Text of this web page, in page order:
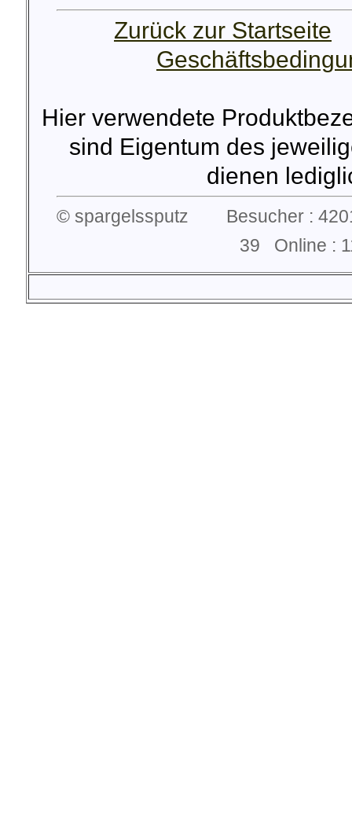
Zurück zur Startseite
Hier verwendete
sind Eigentum des
dienen
© spargelssputz Besucher :
39 Online